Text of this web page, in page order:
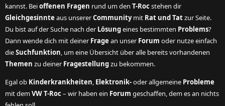
kannst. Beioffenen Fragen rund um den T-Rocstehen dir
Gleichgesinnte aus unsererCommunitymit Rat und Tatzur Seite.
Du bist auf der Suche nach der Lösungeines bestimmten Problems?
Dann wende dich mit deiner Frage an unser Forum oder nutze einfach
dieSuchfunktion, um eine Übersicht über alle bereits vorhandenen
Themen zu deiner Fragestellungzu bekommen.
Egal ob Kinderkrankheiten, Elektronik-oder allgemeine Probleme
mit demVW T-Roc– wir haben ein Forum geschaffen, dem es an nichts